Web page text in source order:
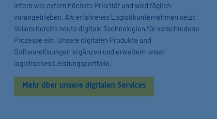
intern wie extern höchste Priorität und wird täglich
vorangetrieben. Als erfahrenes Logistikunternehmen setzt
Vollers bereits heute digitale Technologien für verschiedene
Prozesse ein. Unsere digitalen Produkte und
Softwarelösungen ergänzen und erweitern unser
logistisches Leistungsportfolio.
Mehr über unsere digitalen Services